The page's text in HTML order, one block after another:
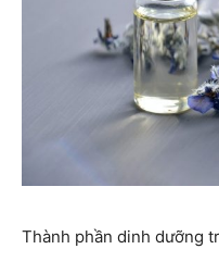
Thành phần dinh dưỡng